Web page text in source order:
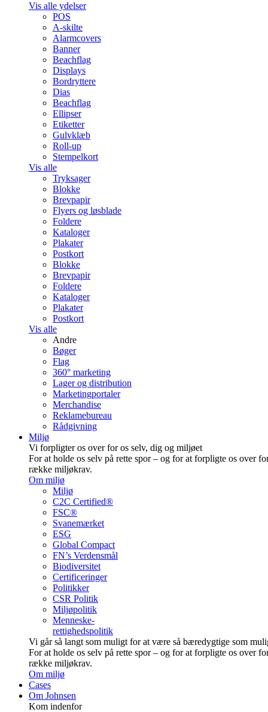
Vis alle ydelser
POS
A-skilte
Alarmcovers
Banner
Beachflag
Displays
Bordryttere
Dias
Beachflag
Ellipser
Etiketter
Gulvklæb
Roll-up
Stempelkort
Vis alle
Tryksager
Blokke
Brevpapir
Flyers og løsblade
Foldere
Kataloger
Plakater
Postkort
Blokke
Brevpapir
Foldere
Kataloger
Plakater
Postkort
Vis alle
Andre
Bøger
Flag
360° marketing
Lager og distribution
Marketing­portaler
Merchandise
Reklamebureau
Rådgivning
Miljø
Vi forpligter os over for os selv, dig og miljøet
For at holde os selv på rette spor – og for at forpligte os over
række miljøkrav.
Om miljø
Miljø
C2C Certified®
FSC®
Svanemærket
ESG
Global Compact
FN’s Verdensmål
Biodiversitet
Certificeringer
Politikker
CSR Politik
Miljøpolitik
Menneske-
rettighedspolitik
Vi går så langt som muligt for at være så bære­dygtige som
For at holde os selv på rette spor – og for at forpligte os over
række miljøkrav.
Om miljø
Cases
Om Johnsen
Kom indenfor